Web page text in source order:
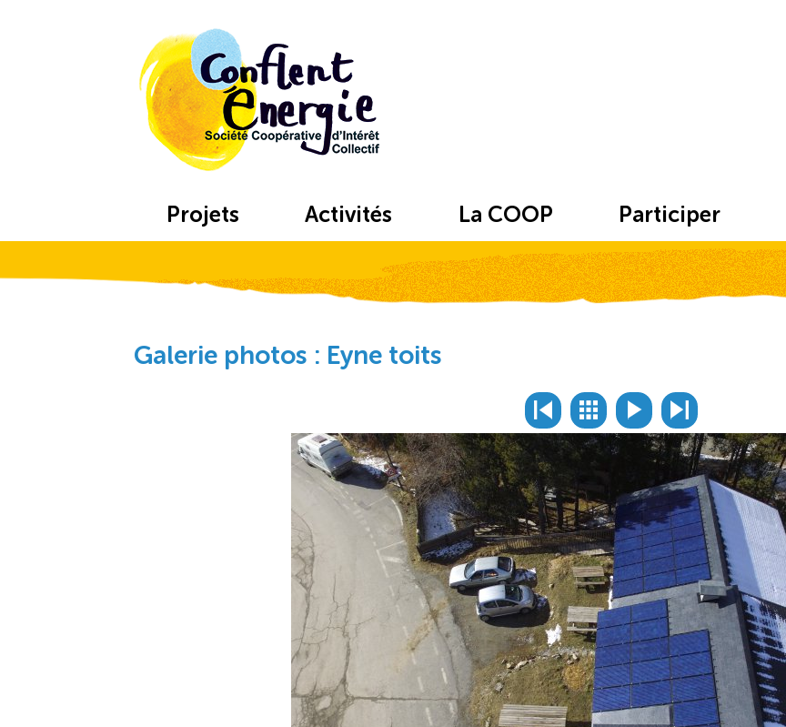
Galerie photos : Eyne toits
Projets Activités La COOP Participer